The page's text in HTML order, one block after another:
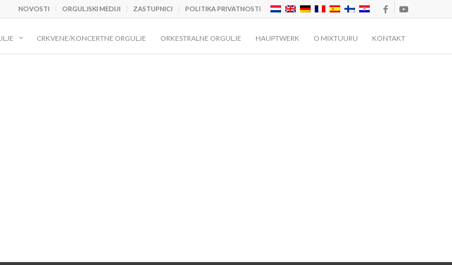
NOVOSTI ORGULJSKI MEDIJI ZASTUPNICI POLITIKA PRIVATNOSTI
CRKVENE/KONCERTNE ORGULJE ORKESTRALNE ORGULJE HAUPTWERK O MIXTUURU KONTAKT